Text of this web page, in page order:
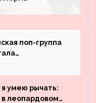
поп-группа
на YouTube. Они
Джастина
умею рычать:
в леопардовом